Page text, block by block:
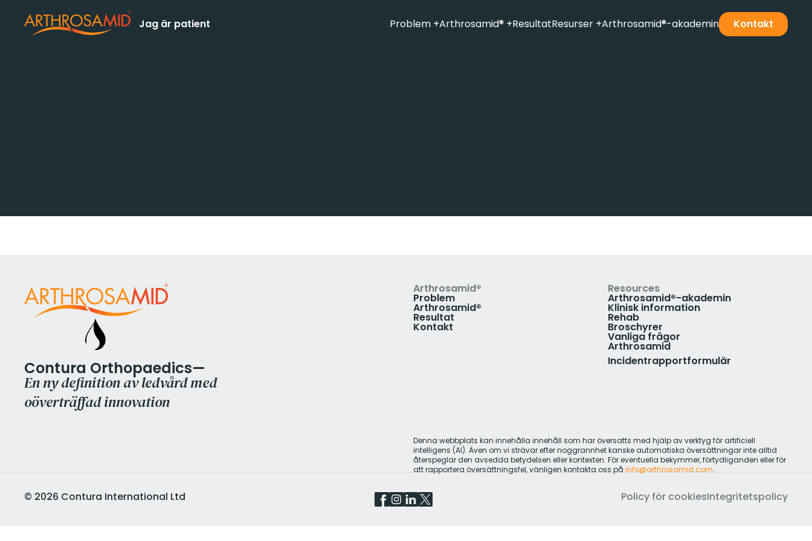
Jag är patient Problem +Arthrosamid® +ResultatResurser +Arthrosamid®-akademin Kontakt
Contura Orthopaedics—
En ny definition av ledvård med
oöverträffad innovation
Arthrosamid®
Problem
Arthrosamid®
Resultat
Kontakt
Resources
Arthrosamid®-akademin
Klinisk information
Rehab
Broschyrer
Vanliga frågor
Arthrosamid
Incidentrapportformulär
Denna webbplats kan innehålla innehåll som har översatts med hjälp av verktyg för artificiell
intelligens (AI). Även om vi strävar efter noggrannhet kanske automatiska översättningar inte alltid
återspeglar den avsedda betydelsen eller kontexten. För eventuella bekymmer, förtydliganden eller för
att rapportera översättningsfel, vänligen kontakta oss på info@arthrosamid.com.
© 2026 Contura International Ltd Policy för cookiesIntegritetspolicy